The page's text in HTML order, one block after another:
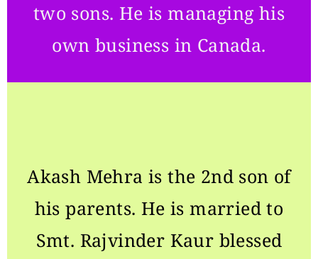
two sons. He is managing his
own business in Canada.
Akash Mehra is the 2nd son of
his parents. He is married to
Smt. Rajvinder Kaur blessed